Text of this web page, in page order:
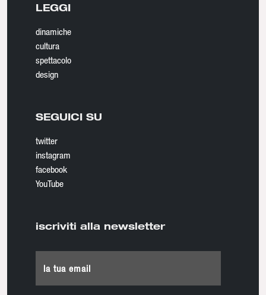
LEGGI
dinamiche
cultura
spettacolo
design
SEGUICI SU
twitter
instagram
facebook
YouTube
iscriviti alla newsletter
la tua email